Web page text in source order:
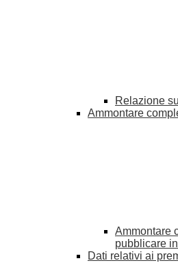
Relazione
Ammontare
Ammontare
pubblicare
Dati relativi ai